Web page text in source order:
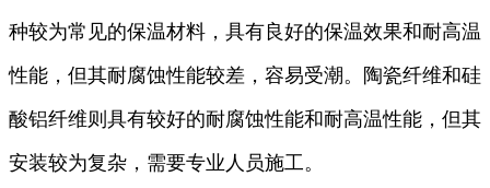
种较为常见的保温材料，具有良好的保温效果和耐高温
性能，但其耐腐蚀性能较差，容易受潮。陶瓷纤维和硅
酸铝纤维则具有较好的耐腐蚀性能和耐高温性能，但其
安装较为复杂，需要专业人员施工。